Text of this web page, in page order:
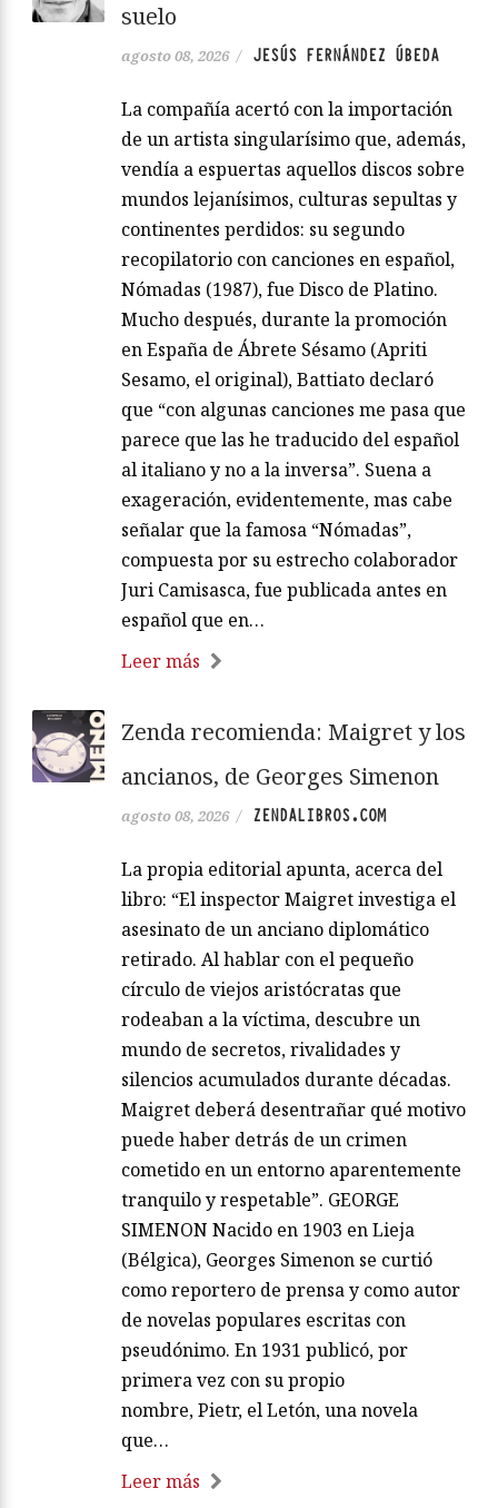
suelo
agosto 08, 2026 / JESÚS FERNÁNDEZ ÚBEDA
La compañía acertó con la importación
de un artista singularísimo que, además,
vendía a espuertas aquellos discos sobre
mundos lejanísimos, culturas sepultas y
continentes perdidos: su segundo
recopilatorio con canciones en español,
Nómadas (1987), fue Disco de Platino.
Mucho después, durante la promoción
en España de Ábrete Sésamo (Apriti
Sesamo, el original), Battiato declaró
que “con algunas canciones me pasa que
parece que las he traducido del español
al italiano y no a la inversa”. Suena a
exageración, evidentemente, mas cabe
señalar que la famosa “Nómadas”,
compuesta por su estrecho colaborador
Juri Camisasca, fue publicada antes en
español que en…
Leer más
Zenda recomienda: Maigret y los
ancianos, de Georges Simenon
agosto 08, 2026 / ZENDALIBROS.COM
La propia editorial apunta, acerca del
libro: “El inspector Maigret investiga el
asesinato de un anciano diplomático
retirado. Al hablar con el pequeño
círculo de viejos aristócratas que
rodeaban a la víctima, descubre un
mundo de secretos, rivalidades y
silencios acumulados durante décadas.
Maigret deberá desentrañar qué motivo
puede haber detrás de un crimen
cometido en un entorno aparentemente
tranquilo y respetable”. GEORGE
SIMENON Nacido en 1903 en Lieja
(Bélgica), Georges Simenon se curtió
como reportero de prensa y como autor
de novelas populares escritas con
pseudónimo. En 1931 publicó, por
primera vez con su propio
nombre, Pietr, el Letón, una novela
que…
Leer más